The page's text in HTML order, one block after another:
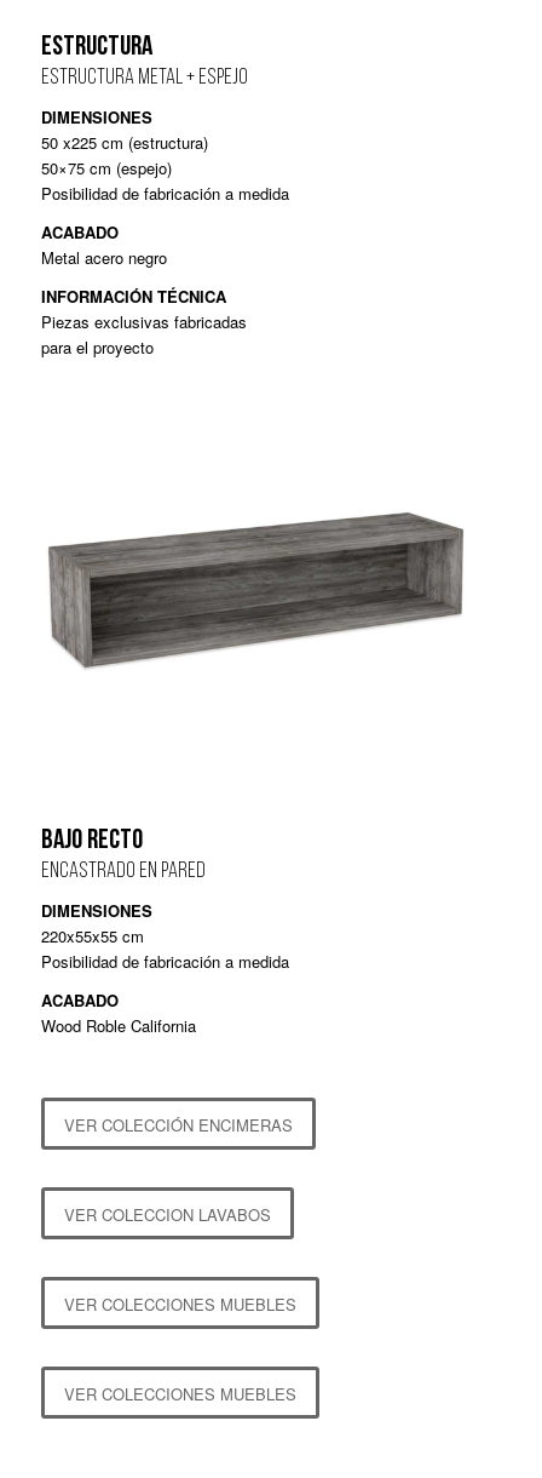
ESTRUCTURA
ESTRUCTURA METAL + ESPEJO
DIMENSIONES
50 x225 cm (estructura)
50×75 cm (espejo)
Posibilidad de fabricación a medida
ACABADO
Metal acero negro
INFORMACIÓN TÉCNICA
Piezas exclusivas fabricadas
para el proyecto
BAJO RECTO
ENCASTRADO EN PARED
DIMENSIONES
220x55x55 cm
Posibilidad de fabricación a medida
ACABADO
Wood Roble California
VER COLECCIÓN ENCIMERAS
VER COLECCION LAVABOS
VER COLECCIONES MUEBLES
VER COLECCIONES MUEBLES